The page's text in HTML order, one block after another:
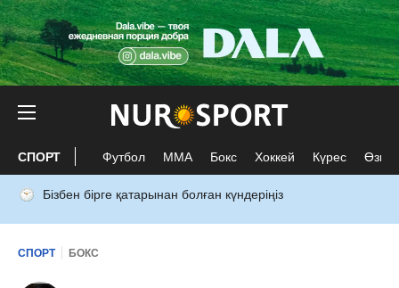
СПОРТ Футбол ММА Бокс Хоккей Күрес Өзге
Бізбен бірге қатарынан болған күндеріңіз
СПОРТ БОКС